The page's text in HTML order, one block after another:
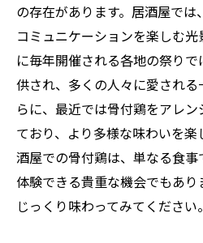
の存在があります。居酒屋で
コミュニケーションを楽しむ
に毎年開催される各地の祭り
供され、多くの人々に愛される
らに、最近では骨付鶏をアレ
ており、より多様な味わいを
酒屋での骨付鶏は、単なる食
体験できる貴重な機会でもあ
じっくり味わってみてください。